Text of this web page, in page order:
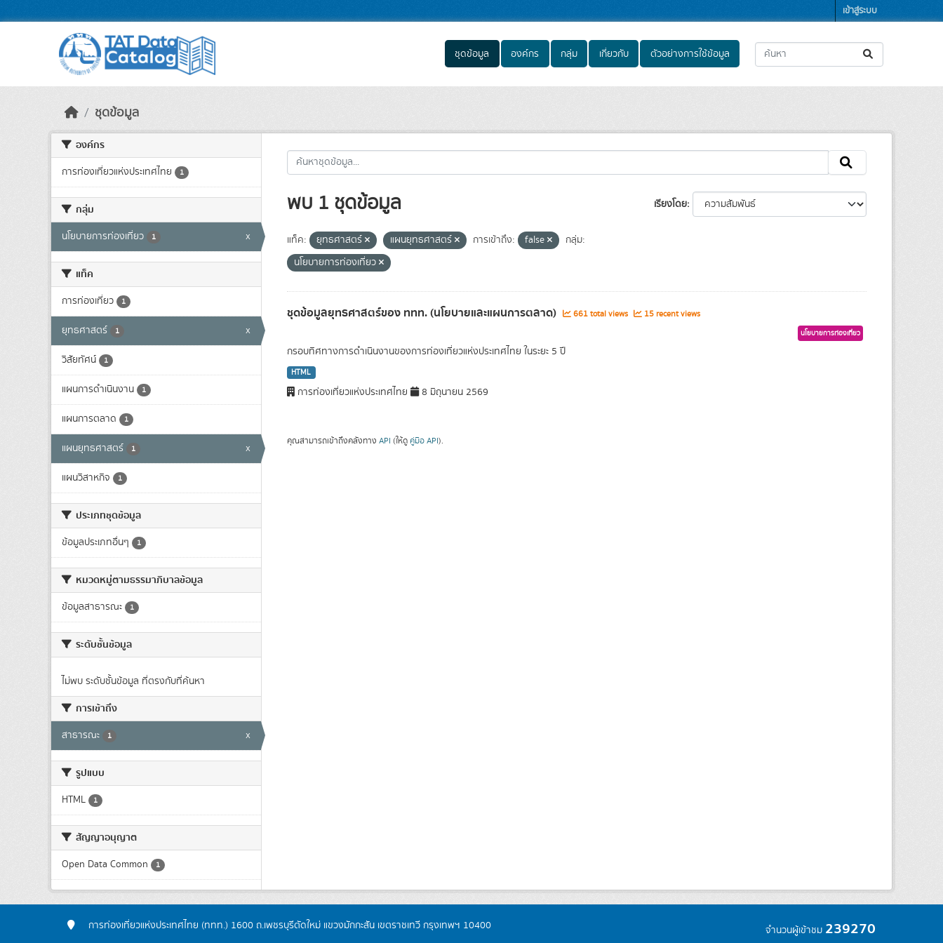
เข้าสู่ระบบ
ชุดข้อมูล องค์กร กลุ่ม เกี่ยวกับ ตัวอย่างการใช้ข้อมูล
ชุดข้อมูล
องค์กร
การท่องเที่ยวแห่งประเทศไทย 1
กลุ่ม
นโยบายการท่องเที่ยว 1 x
แท็ค
การท่องเที่ยว 1
ยุทธศาสตร์ 1 x
วิสัยทัศน์ 1
แผนการดำเนินงาน 1
แผนการตลาด 1
แผนยุทธศาสตร์ 1 x
แผนวิสาหกิจ 1
ประเภทชุดข้อมูล
ข้อมูลประเภทอื่นๆ 1
หมวดหมู่ตามธรรมาภิบาลข้อมูล
ข้อมูลสาธารณะ 1
ระดับชั้นข้อมูล
ไม่พบ ระดับชั้นข้อมูล ที่ตรงกับที่ค้นหา
การเข้าถึง
สาธารณะ 1 x
รูปแบบ
HTML 1
สัญญาอนุญาต
Open Data Common 1
เรียงโดย
พบ 1 ชุดข้อมูล
แท็ค: ยุทธศาสตร์ แผนยุทธศาสตร์ การเข้าถึง: false
กลุ่ม:
นโยบายการท่องเที่ยว
ชุดข้อมูลยุทธศาสตร์ของ ททท. (นโยบายและแผนการตลาด) 661 total views 15 recent views
นโยบายการท่องเที่ยว
กรอบทิศทางการดำเนินงานของการท่องเที่ยวแห่งประเทศไทย ในระยะ 5 ปี
HTML
การท่องเที่ยวแห่งประเทศไทย 8 มิถุนายน 2569
คุณสามารถเข้าถึงคลังทาง API (ให้ดู คู่มือ API).
การท่องเที่ยวแห่งประเทศไทย (ททท.) 1600 ถ.เพชรบุรีตัดใหม่ แขวงมักกะสัน เขตราชเทวี กรุงเทพฯ 10400 จำนวนผู้เข้าชม 239270